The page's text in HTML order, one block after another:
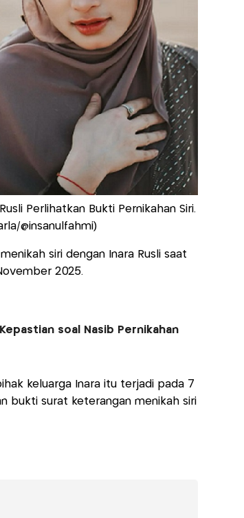
Perlihatkan Bukti Pernikahan Siri.
@insanulfahmi)
siri dengan Inara Rusli saat
2025.
soal Nasib Pernikahan
keluarga Inara itu terjadi pada 7
bukti surat keterangan menikah siri